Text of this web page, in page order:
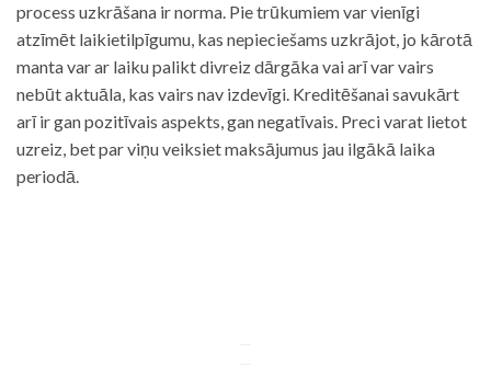
process uzkrāšana ir norma. Pie trūkumiem var vienīgi
atzīmēt laikietilpīgumu, kas nepieciešams uzkrājot, jo kārotā
manta var ar laiku palikt divreiz dārgāka vai arī var vairs
nebūt aktuāla, kas vairs nav izdevīgi. Kreditēšanai savukārt
arī ir gan pozitīvais aspekts, gan negatīvais. Preci varat lietot
uzreiz, bet par viņu veiksiet maksājumus jau ilgākā laika
periodā.